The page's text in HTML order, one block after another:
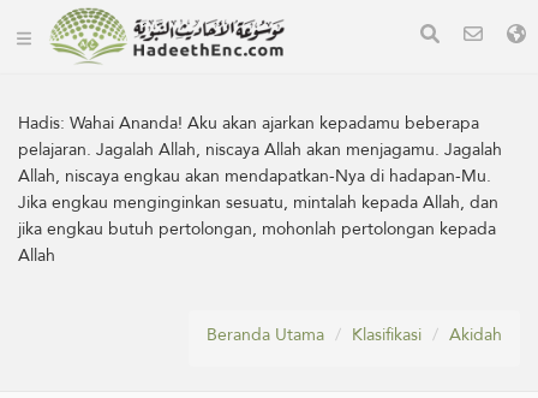
Hadis:Wahai Ananda! Aku akan ajarkan kepadamu beberapa
pelajaran. Jagalah Allah, niscaya Allah akan menjagamu. Jagalah
Allah, niscaya engkau akan mendapatkan-Nya di hadapan-Mu.
Jika engkau menginginkan sesuatu, mintalah kepada Allah, dan
jika engkau butuh pertolongan, mohonlah pertolongan kepada
Allah
Beranda Utama Klasifikasi Akidah